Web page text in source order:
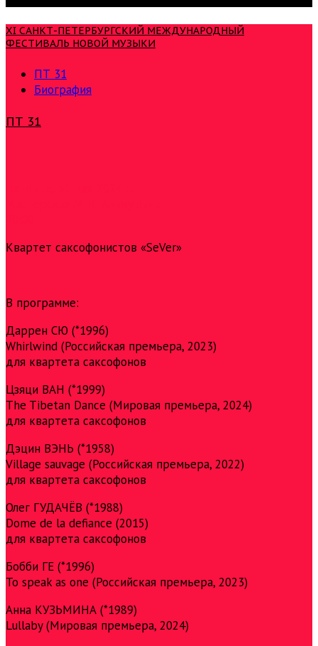
XI САНКТ-ПЕТЕРБУРГСКИЙ МЕЖДУНАРОДНЫЙ
ФЕСТИВАЛЬ НОВОЙ МУЗЫКИ
ПТ 31
Биография
ПТ 31
Квартет саксофонистов «SeVer»
В программе:
Даррен СЮ (*1996)
Whirlwind (Российская премьера, 2023)
для квартета саксофонов
Цзяци ВАН (*1999)
The Tibetan Dance (Мировая премьера, 2024)
для квартета саксофонов
Дэцин ВЭНЬ (*1958)
Village sauvage (Российская премьера, 2022)
для квартета саксофонов
Олег ГУДАЧЁВ (*1988)
Dome de la defiance (2015)
для квартета саксофонов
Бобби ГЕ (*1996)
To speak as one (Российская премьера, 2023)
Анна КУЗЬМИНА (*1989)
Lullaby (Мировая премьера, 2024)